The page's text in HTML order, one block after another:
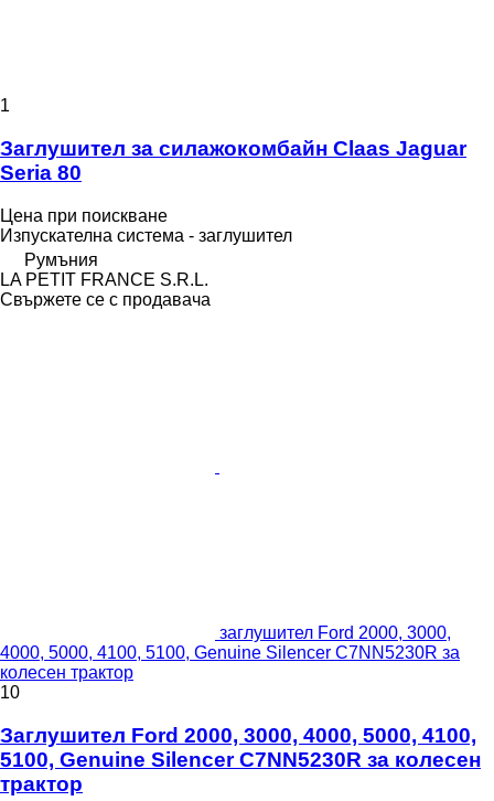
1
Заглушител за силажокомбайн Claas Jaguar
Seria 80
Цена при поискване
Изпускателна система - заглушител
Румъния
LA PETIT FRANCE S.R.L.
Свържете се с продавача
заглушител Ford 2000, 3000,
4000, 5000, 4100, 5100, Genuine Silencer C7NN5230R за
колесен трактор
10
Заглушител Ford 2000, 3000, 4000, 5000, 4100,
5100, Genuine Silencer C7NN5230R за колесен
трактор